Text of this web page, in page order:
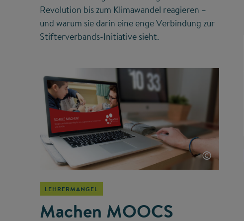
Revolution bis zum Klimawandel reagieren –
und warum sie darin eine enge Verbindung zur
Stifterverbands-Initiative sieht.
©
LEHRERMANGEL
Machen MOOCS